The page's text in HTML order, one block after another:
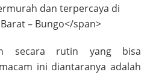
secara rutin yang bisa
ini diantaranya adalah